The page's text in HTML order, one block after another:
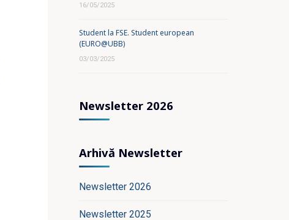
16/05/2025
Student la FSE. Student european
(EURO@UBB)
03/03/2025
Newsletter 2026
Arhivă Newsletter
Newsletter 2026
Newsletter 2025